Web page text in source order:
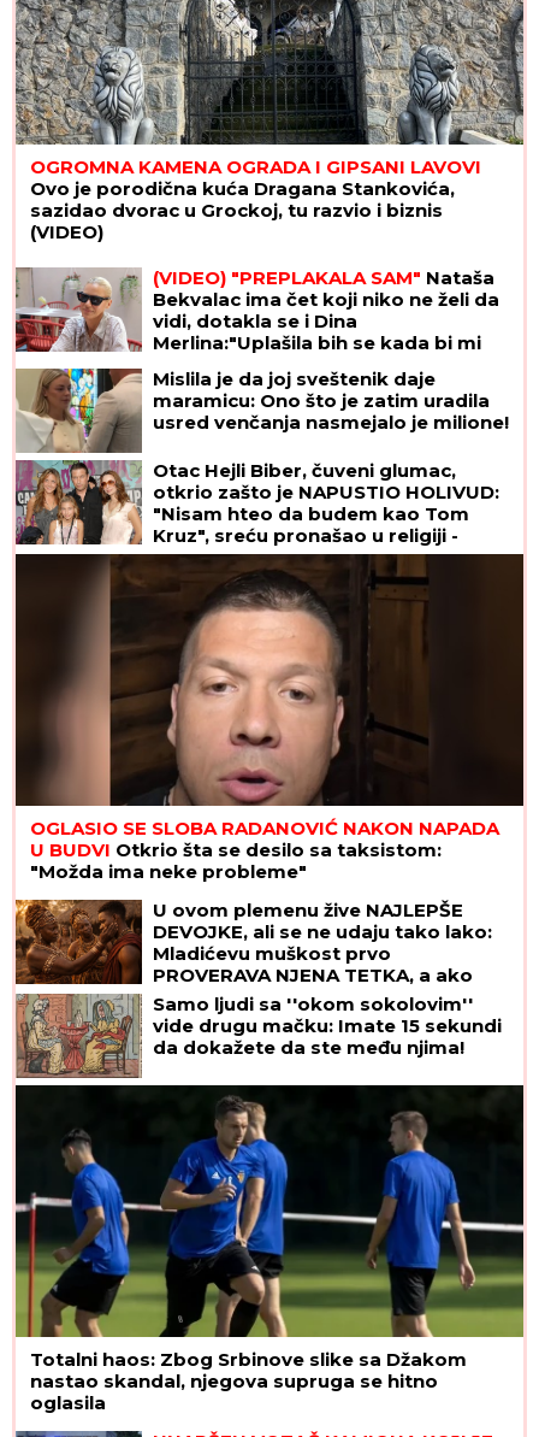
OGROMNA KAMENA OGRADA I GIPSANI LAVOVI
Ovo je porodična kuća Dragana Stankovića,
sazidao dvorac u Grockoj, tu razvio i biznis
(VIDEO)
(VIDEO) "PREPLAKALA SAM" Nataša
Bekvalac ima čet koji niko ne želi da
vidi, dotakla se i Dina
Merlina:"Uplašila bih se kada bi mi
Mislila je da joj sveštenik daje
maramicu: Ono što je zatim uradila
usred venčanja nasmejalo je milione!
Otac Hejli Biber, čuveni glumac,
otkrio zašto je NAPUSTIO HOLIVUD:
"Nisam hteo da budem kao Tom
Kruz", sreću pronašao u religiji -
zaradio mnogo para, oženio
najzgodniju, a Isus je njegova stena
OGLASIO SE SLOBA RADANOVIĆ NAKON NAPADA
U BUDVI Otkrio šta se desilo sa taksistom:
"Možda ima neke probleme"
U ovom plemenu žive NAJLEPŠE
DEVOJKE, ali se ne udaju tako lako:
Mladićevu muškost prvo
PROVERAVA NJENA TETKA, a ako
ona nije zadovoljna sledi SUROVA
KAZNA
Samo ljudi sa ''okom sokolovim''
vide drugu mačku: Imate 15 sekundi
da dokažete da ste među njima!
Totalni haos: Zbog Srbinove slike sa Džakom
nastao skandal, njegova supruga se hitno
oglasila